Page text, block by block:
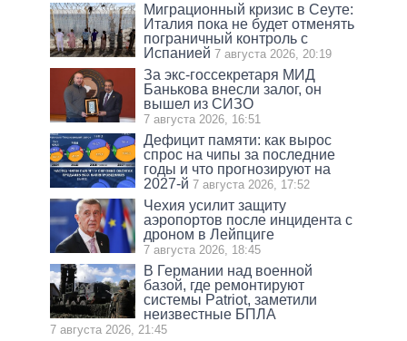
Миграционный кризис в Сеуте:
Италия пока не будет отменять
пограничный контроль с
Испанией 7 августа 2026, 20:19
За экс-госсекретаря МИД
Банькова внесли залог, он
вышел из СИЗО
7 августа 2026, 16:51
Дефицит памяти: как вырос
спрос на чипы за последние
годы и что прогнозируют на
2027-й 7 августа 2026, 17:52
Чехия усилит защиту
аэропортов после инцидента с
дроном в Лейпциге
7 августа 2026, 18:45
В Германии над военной
базой, где ремонтируют
системы Patriot, заметили
неизвестные БПЛА
7 августа 2026, 21:45